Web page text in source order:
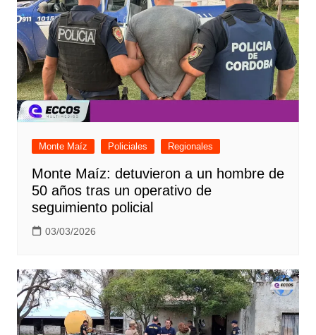
Monte Maíz Policiales Regionales
Monte Maíz: detuvieron a un hombre de
50 años tras un operativo de
seguimiento policial
03/03/2026